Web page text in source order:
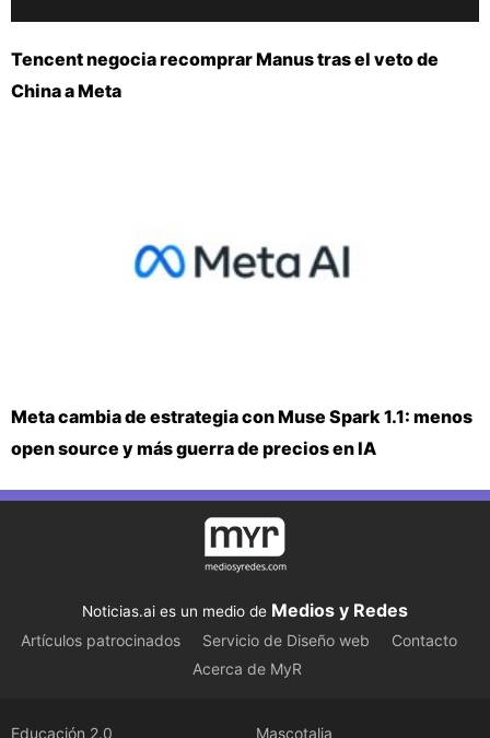
Tencent negocia recomprar Manus tras el veto de
China a Meta
Meta cambia de estrategia con Muse Spark 1.1: menos
open source y más guerra de precios en IA
Noticias.ai es un medio de Medios y Redes
Artículos patrocinados Servicio de Diseño web
Contacto
Acerca de MyR
Educación 2.0 Mascotalia